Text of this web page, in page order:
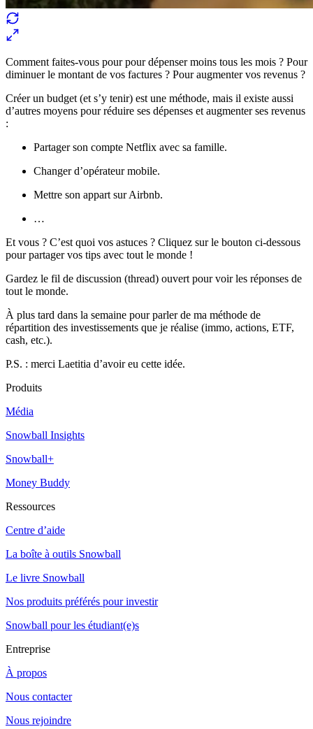
Comment faites-vous pour pour dépenser moins tous les mois ? Pour
diminuer le montant de vos factures ? Pour augmenter vos revenus ?
Créer un budget (et s’y tenir) est une méthode, mais il existe aussi
d’autres moyens pour réduire ses dépenses et augmenter ses revenus
:
Partager son compte Netflix avec sa famille.
Changer d’opérateur mobile.
Mettre son appart sur Airbnb.
…
Et vous ? C’est quoi vos astuces ? Cliquez sur le bouton ci-dessous
pour partager vos tips avec tout le monde !
Gardez le fil de discussion (thread) ouvert pour voir les réponses de
tout le monde.
À plus tard dans la semaine pour parler de ma méthode de
répartition des investissements que je réalise (immo, actions, ETF,
cash, etc.).
P.S. : merci Laetitia d’avoir eu cette idée.
Produits
Média
Snowball Insights
Snowball+
Money Buddy
Ressources
Centre d’aide
La boîte à outils Snowball
Le livre Snowball
Nos produits préférés pour investir
Snowball pour les étudiant(e)s
Entreprise
À propos
Nous contacter
Nous rejoindre